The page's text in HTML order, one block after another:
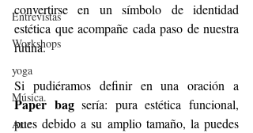
Entrevistas
Workshops
yoga
Música.
Arte
convertirse en un símbolo de identidad
estética que acompañe cada paso de nuestra
rutina.
Paper bag sería: pura estética funcional,
pues debido a su amplio tamaño, la puedes